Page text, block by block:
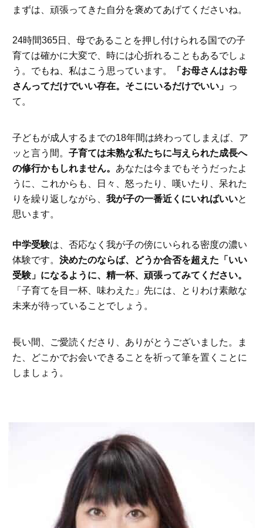
まずは、頑張ってきた自分を褒めてあげてくださいね。
24時間365日、母であることを押し付けられる国での子
育ては確かに大変で、時には心折れることもあるでしょ
う。でもね、私はこう思っています。
「お母さんはお母
さんってだけでいい存在。そこにいるだけでいい」 っ
て。
子どもが成人するまでの18年間は終わってしまえば、ア
ッと言う間。 子育ては未熟な私たちに与えられた成長へ
の修行かもしれません。 あなたは今までもそうだったよ
うに、これからも、日々、怒ったり、嘆いたり、呆れた
りを繰り返しながら、 我が子の一番近くにいればいいと
思います。
中学受験は、否応なく我が子の傍にいられる密度の濃い
体験です。 決めたのならば、どうか合否を超えた「いい
受験」になるように、精一杯、頑張ってみてください。
「子育てを目一杯、味わえた」先には、とりわけ素敵な
未来が待っていることでしょう。
長い間、ご愛読くださり、ありがとうございました。ま
た、どこかでお会いできることを祈って筆を置くことに
しましょう。